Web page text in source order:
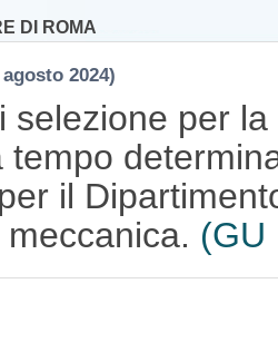
DI ROMA
2024)
selezione per
tempo
il
(GU